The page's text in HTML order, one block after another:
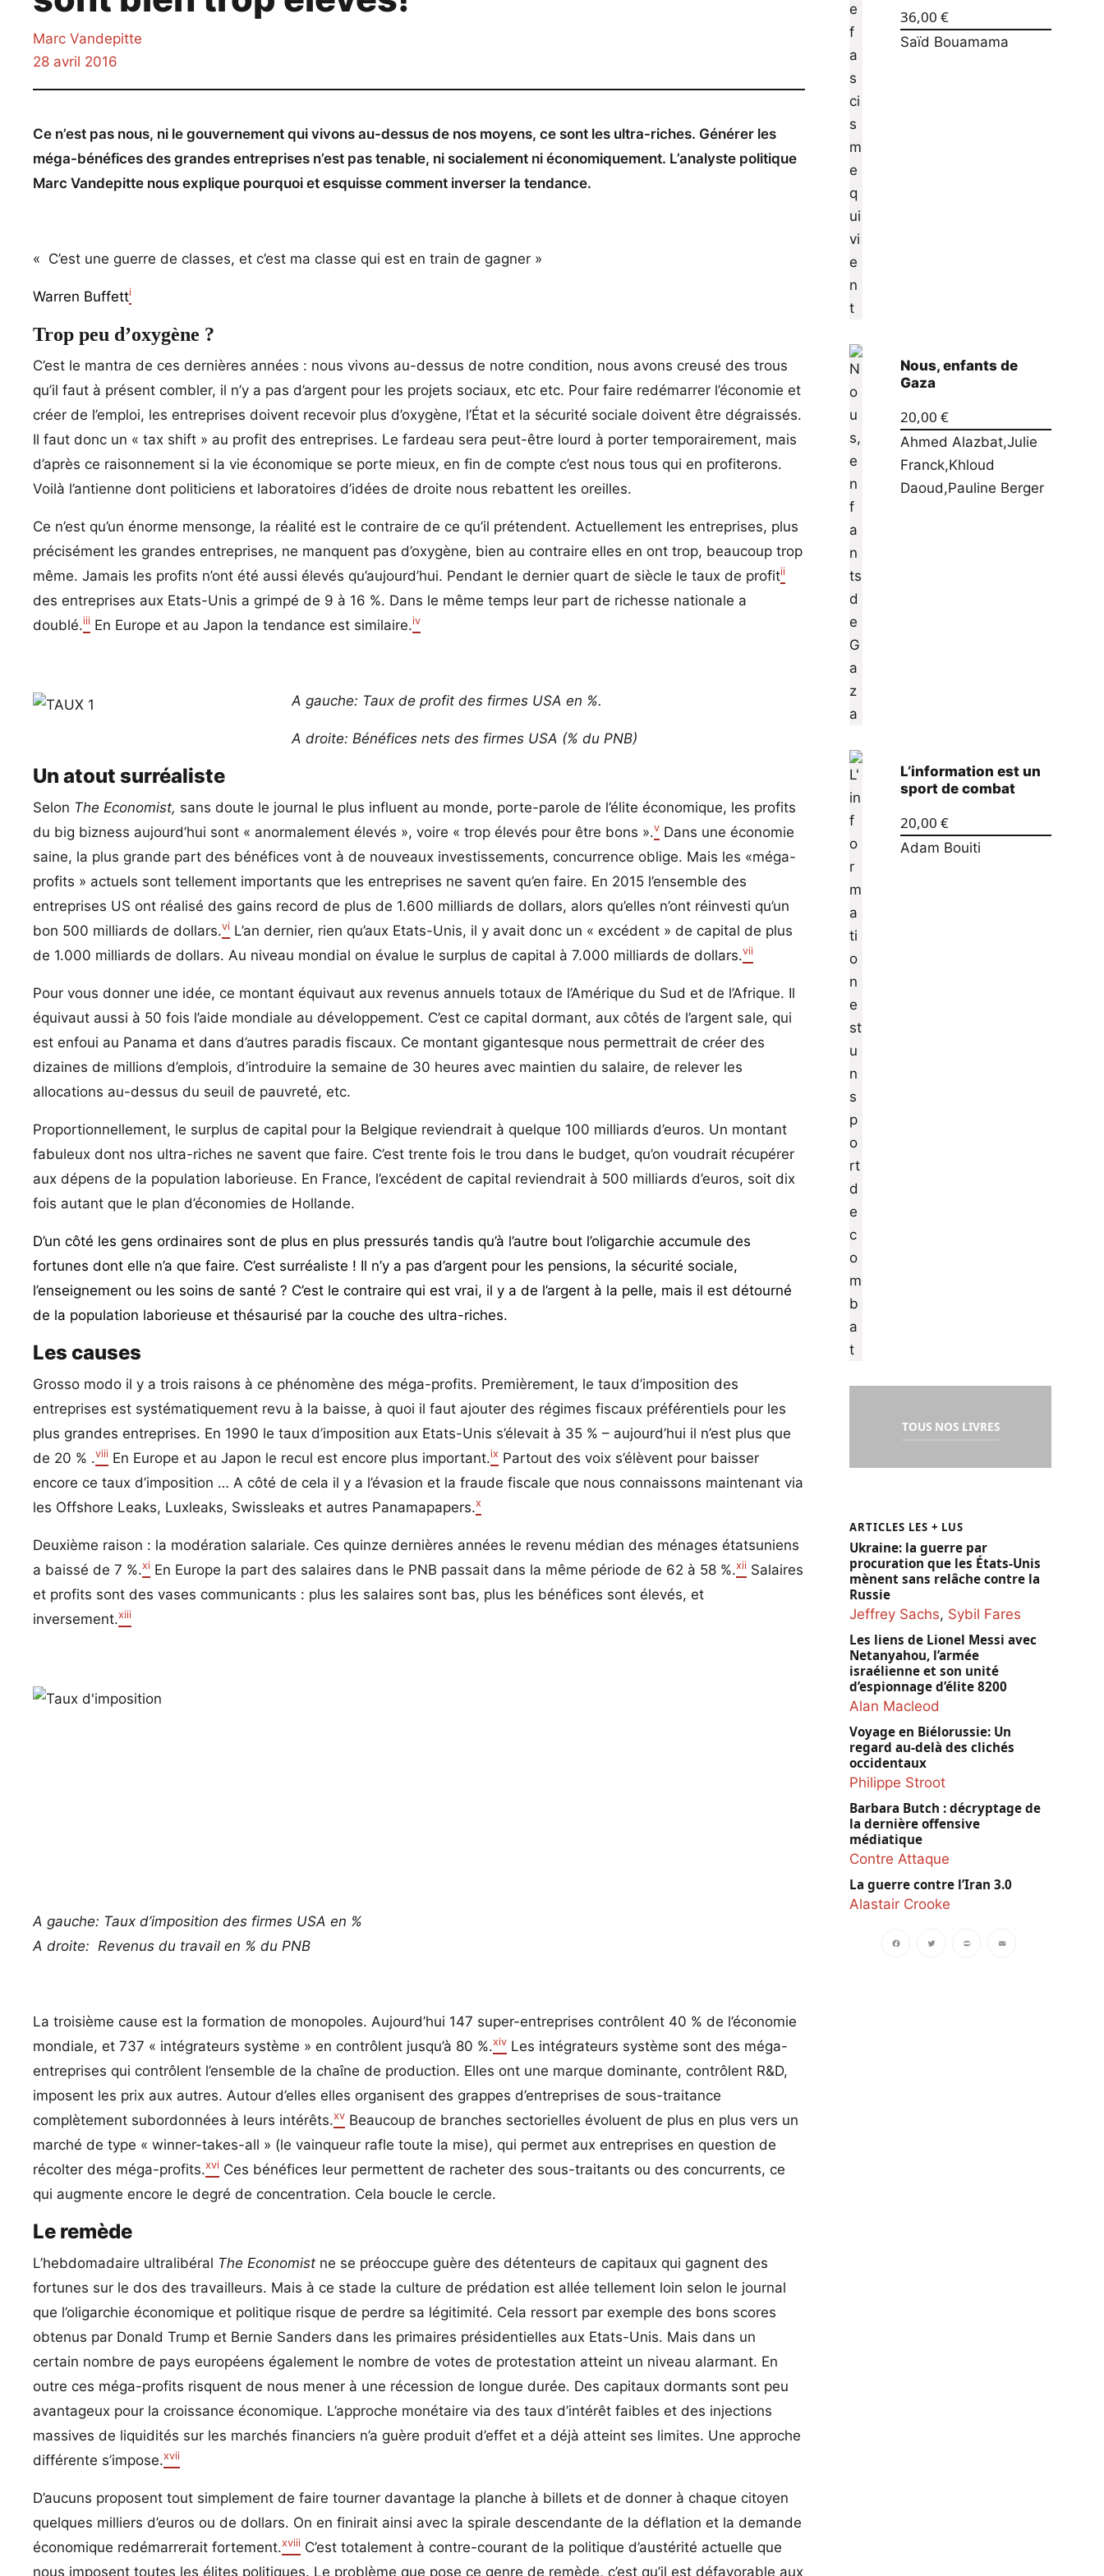
Marc Vandepitte
28 avril 2016
Ce n’est pas nous, ni le gouvernement qui vivons au-dessus de nos moyens, ce sont les ultra-riches. Générer les
méga-bénéfices des grandes entreprises n’est pas tenable, ni socialement ni économiquement. L’analyste politique
Marc Vandepitte nous explique pourquoi et esquisse comment inverser la tendance.
« C’est une guerre de classes, et c’est ma classe qui est en train de gagner »
Warren Buffetti
Trop peu d’oxygène ?
C’est le mantra de ces dernières années : nous vivons au-dessus de notre condition, nous avons creusé des trous
qu’il faut à présent combler, il n’y a pas d’argent pour les projets sociaux, etc etc. Pour faire redémarrer l’économie et
créer de l’emploi, les entreprises doivent recevoir plus d’oxygène, l’État et la sécurité sociale doivent être dégraissés.
Il faut donc un « tax shift » au profit des entreprises. Le fardeau sera peut-être lourd à porter temporairement, mais
d’après ce raisonnement si la vie économique se porte mieux, en fin de compte c’est nous tous qui en profiterons.
Voilà l’antienne dont politiciens et laboratoires d’idées de droite nous rebattent les oreilles.
Ce n’est qu’un énorme mensonge, la réalité est le contraire de ce qu’il prétendent. Actuellement les entreprises, plus
précisément les grandes entreprises, ne manquent pas d’oxygène, bien au contraire elles en ont trop, beaucoup trop
même. Jamais les profits n’ont été aussi élevés qu’aujourd’hui. Pendant le dernier quart de siècle le taux de profitii
des entreprises aux Etats-Unis a grimpé de 9 à 16 %. Dans le même temps leur part de richesse nationale a
doublé.iii En Europe et au Japon la tendance est similaire.iv
A gauche: Taux de profit des firmes USA en %.
A droite: Bénéfices nets des firmes USA (% du PNB)
Un atout surréaliste
Selon The Economist, sans doute le journal le plus influent au monde, porte-parole de l’élite économique, les profits
du big bizness aujourd’hui sont « anormalement élevés », voire « trop élevés pour être bons ».v Dans une économie
saine, la plus grande part des bénéfices vont à de nouveaux investissements, concurrence oblige. Mais les «méga-
profits » actuels sont tellement importants que les entreprises ne savent qu’en faire. En 2015 l’ensemble des
entreprises US ont réalisé des gains record de plus de 1.600 milliards de dollars, alors qu’elles n’ont réinvesti qu’un
bon 500 milliards de dollars.vi L’an dernier, rien qu’aux Etats-Unis, il y avait donc un « excédent » de capital de plus
de 1.000 milliards de dollars. Au niveau mondial on évalue le surplus de capital à 7.000 milliards de dollars.vii
Pour vous donner une idée, ce montant équivaut aux revenus annuels totaux de l’Amérique du Sud et de l’Afrique. Il
équivaut aussi à 50 fois l’aide mondiale au développement. C’est ce capital dormant, aux côtés de l’argent sale, qui
est enfoui au Panama et dans d’autres paradis fiscaux. Ce montant gigantesque nous permettrait de créer des
dizaines de millions d’emplois, d’introduire la semaine de 30 heures avec maintien du salaire, de relever les
allocations au-dessus du seuil de pauvreté, etc.
Proportionnellement, le surplus de capital pour la Belgique reviendrait à quelque 100 milliards d’euros. Un montant
fabuleux dont nos ultra-riches ne savent que faire. C’est trente fois le trou dans le budget, qu’on voudrait récupérer
aux dépens de la population laborieuse. En France, l’excédent de capital reviendrait à 500 milliards d’euros, soit dix
fois autant que le plan d’économies de Hollande.
D’un côté les gens ordinaires sont de plus en plus pressurés tandis qu’à l’autre bout l’oligarchie accumule des
fortunes dont elle n’a que faire. C’est surréaliste ! Il n’y a pas d’argent pour les pensions, la sécurité sociale,
l’enseignement ou les soins de santé ? C’est le contraire qui est vrai, il y a de l’argent à la pelle, mais il est détourné
de la population laborieuse et thésaurisé par la couche des ultra-riches.
Les causes
Grosso modo il y a trois raisons à ce phénomène des méga-profits. Premièrement, le taux d’imposition des
entreprises est systématiquement revu à la baisse, à quoi il faut ajouter des régimes fiscaux préférentiels pour les
plus grandes entreprises. En 1990 le taux d’imposition aux Etats-Unis s’élevait à 35 % – aujourd’hui il n’est plus que
de 20 % .viii En Europe et au Japon le recul est encore plus important.ix Partout des voix s’élèvent pour baisser
encore ce taux d’imposition … A côté de cela il y a l’évasion et la fraude fiscale que nous connaissons maintenant via
les Offshore Leaks, Luxleaks, Swissleaks et autres Panamapapers.x
Deuxième raison : la modération salariale. Ces quinze dernières années le revenu médian des ménages étatsuniens
a baissé de 7 %.xi En Europe la part des salaires dans le PNB passait dans la même période de 62 à 58 %.xii Salaires
et profits sont des vases communicants : plus les salaires sont bas, plus les bénéfices sont élevés, et
inversement.xiii
A gauche: Taux d’imposition des firmes USA en %
A droite: Revenus du travail en % du PNB
La troisième cause est la formation de monopoles. Aujourd’hui 147 super-entreprises contrôlent 40 % de l’économie
mondiale, et 737 « intégrateurs système » en contrôlent jusqu’à 80 %.xiv Les intégrateurs système sont des méga-
entreprises qui contrôlent l’ensemble de la chaîne de production. Elles ont une marque dominante, contrôlent R&D,
imposent les prix aux autres. Autour d’elles elles organisent des grappes d’entreprises de sous-traitance
complètement subordonnées à leurs intérêts.xv Beaucoup de branches sectorielles évoluent de plus en plus vers un
marché de type « winner-takes-all » (le vainqueur rafle toute la mise), qui permet aux entreprises en question de
récolter des méga-profits.xvi Ces bénéfices leur permettent de racheter des sous-traitants ou des concurrents, ce
qui augmente encore le degré de concentration. Cela boucle le cercle.
Le remède
L’hebdomadaire ultralibéral The Economist ne se préoccupe guère des détenteurs de capitaux qui gagnent des
fortunes sur le dos des travailleurs. Mais à ce stade la culture de prédation est allée tellement loin selon le journal
que l’oligarchie économique et politique risque de perdre sa légitimité. Cela ressort par exemple des bons scores
obtenus par Donald Trump et Bernie Sanders dans les primaires présidentielles aux Etats-Unis. Mais dans un
certain nombre de pays européens également le nombre de votes de protestation atteint un niveau alarmant. En
outre ces méga-profits risquent de nous mener à une récession de longue durée. Des capitaux dormants sont peu
avantageux pour la croissance économique. L’approche monétaire via des taux d’intérêt faibles et des injections
massives de liquidités sur les marchés financiers n’a guère produit d’effet et a déjà atteint ses limites. Une approche
différente s’impose.xvii
D’aucuns proposent tout simplement de faire tourner davantage la planche à billets et de donner à chaque citoyen
quelques milliers d’euros ou de dollars. On en finirait ainsi avec la spirale descendante de la déflation et la demande
économique redémarrerait fortement.xviii C’est totalement à contre-courant de la politique d’austérité actuelle que
nous imposent toutes les élites politiques. Le problème que pose ce genre de remède, c’est qu’il est défavorable aux
36,00 €
Saïd Bouamama
Nous, enfants de
Gaza
20,00 €
Ahmed Alazbat,Julie
Franck,Khloud
Daoud,Pauline Berger
L’information est un
sport de combat
20,00 €
Adam Bouiti
TOUS NOS LIVRES
ARTICLES LES + LUS
Ukraine: la guerre par
procuration que les États-Unis
mènent sans relâche contre la
Russie
Jeffrey Sachs, Sybil Fares
Les liens de Lionel Messi avec
Netanyahou, l’armée
israélienne et son unité
d’espionnage d’élite 8200
Alan Macleod
Voyage en Biélorussie: Un
regard au-delà des clichés
occidentaux
Philippe Stroot
Barbara Butch : décryptage de
la dernière offensive
médiatique
Contre Attaque
La guerre contre l’Iran 3.0
Alastair Crooke